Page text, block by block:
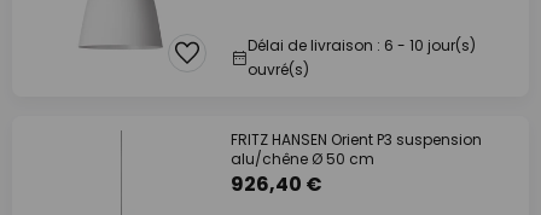
Délai de livraison : 6 - 10 jour(s)
ouvré(s)
FRITZ HANSEN Orient P3 suspension
alu/chêne Ø 50 cm
926,40 €